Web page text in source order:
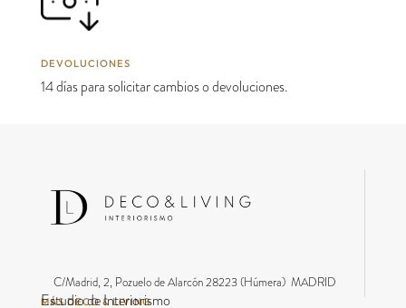
DEVOLUCIONES
14 días para solicitar cambios o devoluciones.
C/Madrid, 2, Pozuelo de Alarcón 28223 (Húmera) MADRID
MÁS DECO & LIVING
Estudio de Interiorismo